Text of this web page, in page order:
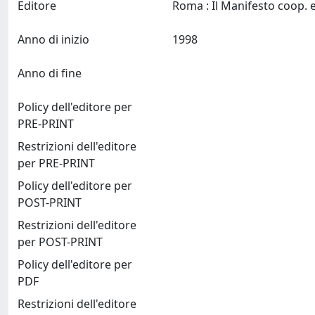
Editore
Anno di inizio
Anno di fine
Policy dell'editore per
PRE-PRINT
Restrizioni dell'editore
per PRE-PRINT
Policy dell'editore per
POST-PRINT
Restrizioni dell'editore
per POST-PRINT
Policy dell'editore per
PDF
Restrizioni dell'editore